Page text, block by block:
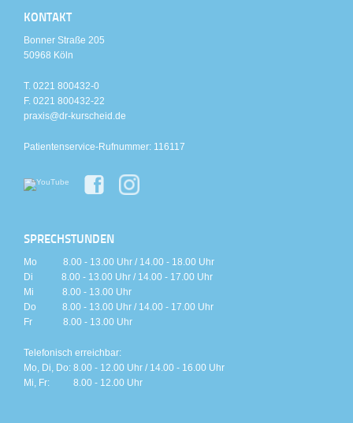
KONTAKT
Bonner Straße 205
50968 Köln
T. 0221 800432-0
F. 0221 800432-22
praxis@dr-kurscheid.de
Patientenservice-Rufnummer: 116117
SPRECHSTUNDEN
Mo 8.00 - 13.00 Uhr / 14.00 - 18.00 Uhr
Di 8.00 - 13.00 Uhr / 14.00 - 17.00 Uhr
Mi 8.00 - 13.00 Uhr
Do 8.00 - 13.00 Uhr / 14.00 - 17.00 Uhr
Fr 8.00 - 13.00 Uhr
Telefonisch erreichbar:
Mo, Di, Do: 8.00 - 12.00 Uhr / 14.00 - 16.00 Uhr
Mi, Fr: 8.00 - 12.00 Uhr